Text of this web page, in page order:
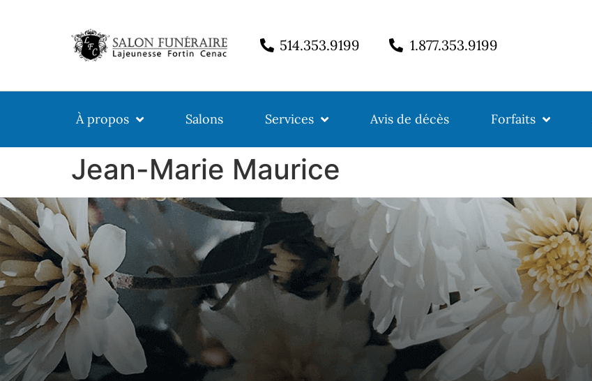
514.353.9199 1.877.353.9199
À propos Salons Services Avis de décès Forfaits
Jean-Marie Maurice